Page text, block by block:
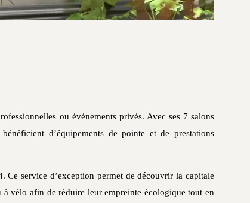
ou événements privés. Avec ses 7 salons
d’équipements de pointe et de prestations
service d’exception permet de découvrir la capitale
vélo afin de réduire leur empreinte écologique tout en